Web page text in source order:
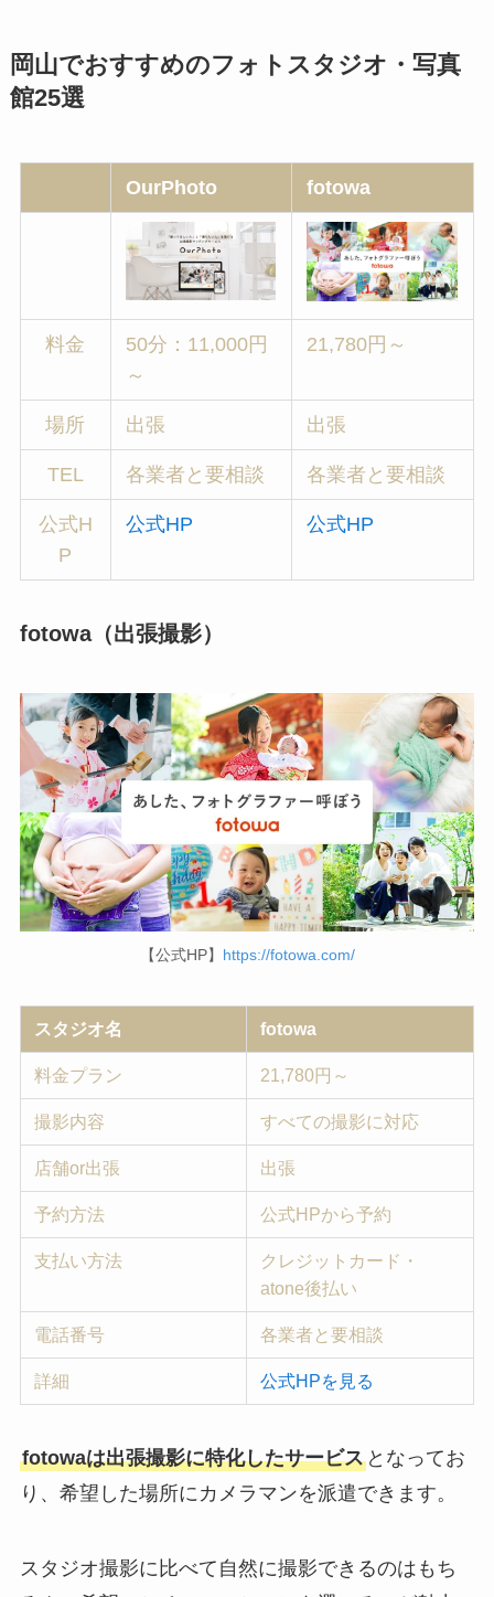
岡山でおすすめのフォトスタジオ・写真
館25選
OurPhoto fotowa
料金
50分：11,000円
～
21,780円～
場所 出張 出張
TEL 各業者と要相談 各業者と要相談
公式H
P
公式HP 公式HP
fotowa（出張撮影）
【公式HP】 https://fotowa.com/
スタジオ名 fotowa
料金プラン 21,780円～
撮影内容 すべての撮影に対応
店舗or出張 出張
予約方法 公式HPから予約
支払い方法
クレジットカード・
atone後払い
電話番号 各業者と要相談
詳細 公式HPを見る
fotowaは出張撮影に特化したサービスとなってお
り、希望した場所にカメラマンを派遣できます。
スタジオ撮影に比べて自然に撮影できるのはもち